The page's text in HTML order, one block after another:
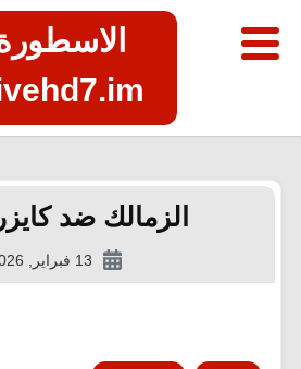
الزمالك ضد
13 فبراير, 2026